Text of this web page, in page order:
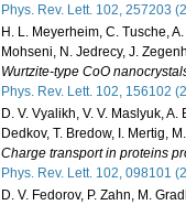
Phys. Rev. Lett. 102, 257203
H. L. Meyerheim, C. Tusche,
Mohseni, N. Jedrecy, J.
Wurtzite-type CoO
Phys. Rev. Lett. 102, 156102
D. V. Vyalikh, V. V. Maslyuk, A.
Dedkov, T. Bredow, I. Mertig,
Charge transport in proteins
Phys. Rev. Lett. 102, 098101
D. V. Fedorov, P. Zahn, M.